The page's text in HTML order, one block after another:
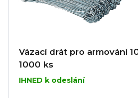
Vázací drát pro armování
1000 ks
IHNED k odeslání